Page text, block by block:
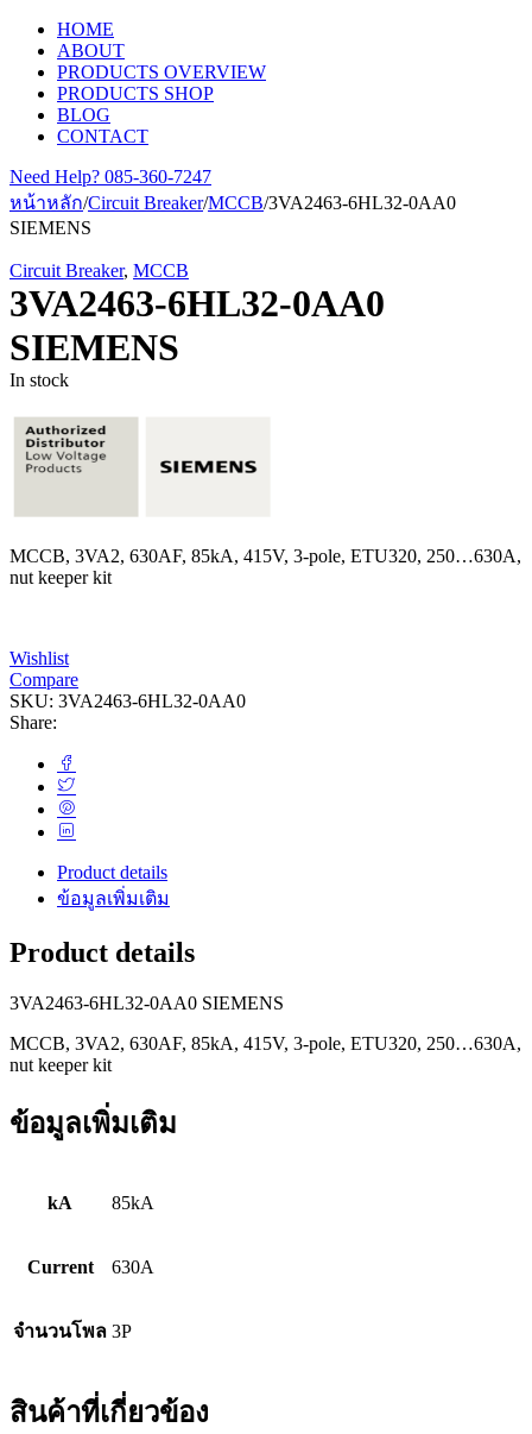
HOME
ABOUT
PRODUCTS OVERVIEW
PRODUCTS SHOP
BLOG
CONTACT
Need Help? 085-360-7247
หน้าหลัก/Circuit Breaker/MCCB/3VA2463-6HL32-0AA0
SIEMENS
Circuit Breaker, MCCB
3VA2463-6HL32-0AA0
SIEMENS
In stock
MCCB, 3VA2, 630AF, 85kA, 415V, 3-pole, ETU320, 250…630A,
nut keeper kit
Wishlist
Compare
SKU: 3VA2463-6HL32-0AA0
Share:
Product details
ข้อมูลเพิ่มเติม
Product details
3VA2463-6HL32-0AA0 SIEMENS
MCCB, 3VA2, 630AF, 85kA, 415V, 3-pole, ETU320, 250…630A,
nut keeper kit
ข้อมูลเพิ่มเติม
kA 85kA
Current 630A
จำนวนโพล 3P
สินค้าที่เกี่ยวข้อง